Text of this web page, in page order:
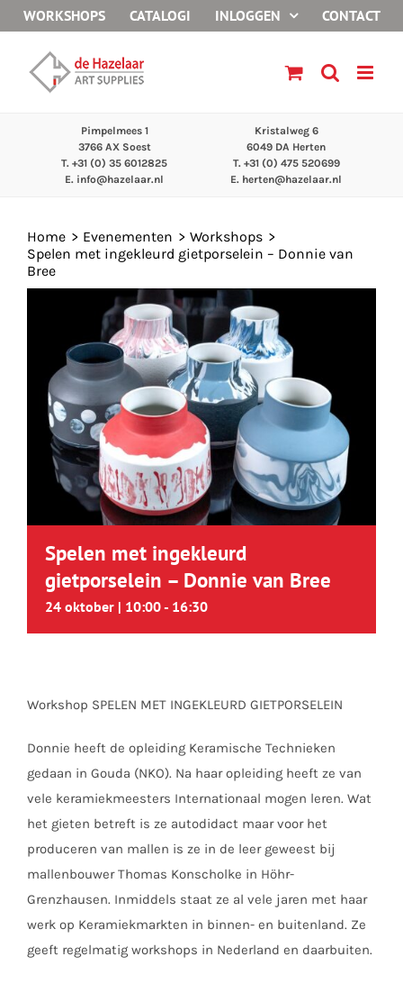
naar
inhoud
WORKSHOPS CATALOGI INLOGGEN CONTACT
Pimpelmees 1
3766 AX Soest
T. +31 (0) 35 6012825
E. info@hazelaar.nl
Kristalweg 6
6049 DA Herten
T. +31 (0) 475 520699
E. herten@hazelaar.nl
Home Evenementen
Workshops
Spelen met ingekleurd gietporselein – Donnie van
Bree
Spelen met ingekleurd
gietporselein – Donnie van Bree
24 oktober | 10:00- 16:30
Workshop SPELEN MET INGEKLEURD GIETPORSELEIN
Donnie heeft de opleiding Keramische Technieken
gedaan in Gouda (NKO). Na haar opleiding heeft ze van
vele keramiekmeesters Internationaal mogen leren. Wat
het gieten betreft is ze autodidact maar voor het
produceren van mallen is ze in de leer geweest bij
mallenbouwer Thomas Konscholke in Höhr-
Grenzhausen. Inmiddels staat ze al vele jaren met haar
werk op Keramiekmarkten in binnen- en buitenland. Ze
geeft regelmatig workshops in Nederland en daarbuiten.